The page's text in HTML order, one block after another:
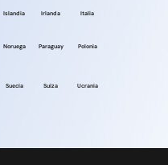
Islandia Irlanda Italia
Noruega Paraguay Polonia
Suecia Suiza Ucrania